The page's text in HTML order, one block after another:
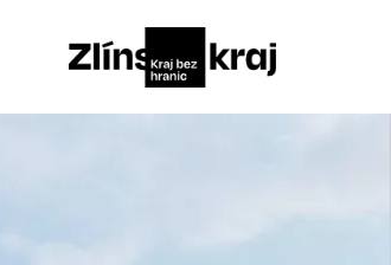
2029 - PROJEKTUJEME